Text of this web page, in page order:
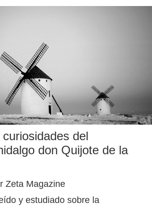
del
don Quijote de la
Zeta Magazine
y estudiado sobre la